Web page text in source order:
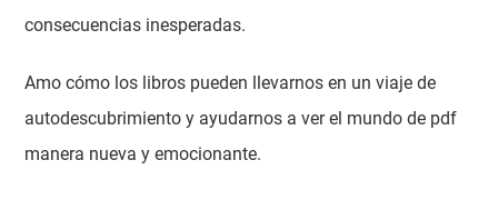
consecuencias inesperadas.
Amo cómo los libros pueden llevarnos en un viaje de
autodescubrimiento y ayudarnos a ver el mundo de pdf
manera nueva y emocionante.